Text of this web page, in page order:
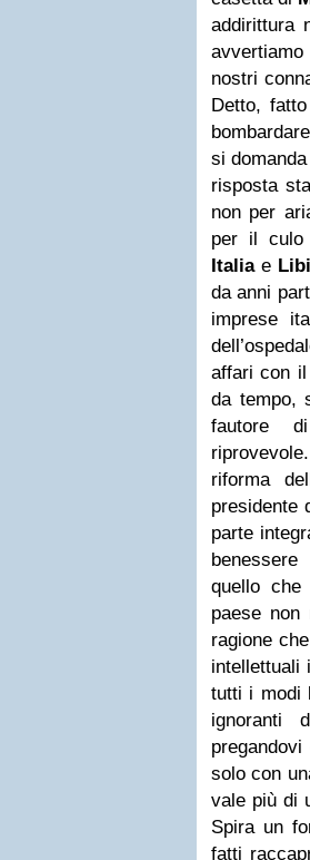
addirittura
nostri
Detto,
si
risposta
non per
per il culo
Italia e
da anni
imprese
affari con
da tempo,
fautore
riprovevole.
riforma
presidente
parte
quello
paese
ragione
intellettuali
tutti i modi
ignoranti
solo con
vale più di
Spira un
fatti